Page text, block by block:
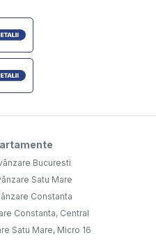
Bucuresti
Satu Mare
Constanta
Constanta, Central
Satu Mare, Micro 16